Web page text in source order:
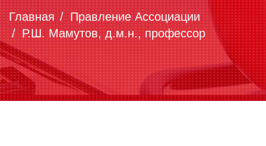
Главная
Правление Ассоциации
Р.Ш. Мамутов, д.м.н., профессор